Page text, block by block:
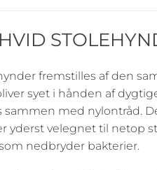
fremstilles af den
syet i hånden af
med nylontråd.
yderst velegnet til netop
nedbryder bakterier.